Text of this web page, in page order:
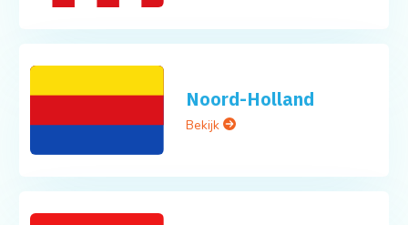
Noord-Holland
Bekijk